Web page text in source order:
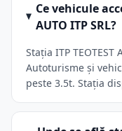
Ce vehicule
AUTO ITP SRL?
Stația ITP TEOTEST
Autoturisme și
peste 3.5t. Stația